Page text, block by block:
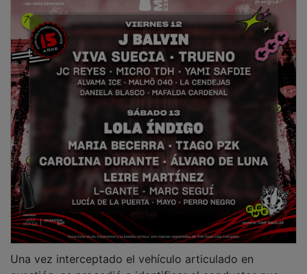
cuestión, se procedió a identificar al conductor que